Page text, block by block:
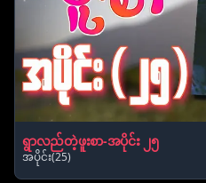
ရွာလည်တဲ့ဖူးစာ-အပိုင်း ၂၅
အပိုင်း(25)